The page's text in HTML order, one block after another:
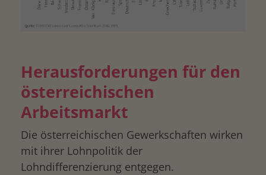
Herausforderungen für den
österreichischen
Arbeitsmarkt
Die österreichischen Gewerkschaften wirken
mit ihrer Lohnpolitik der
Lohndifferenzierung entgegen.